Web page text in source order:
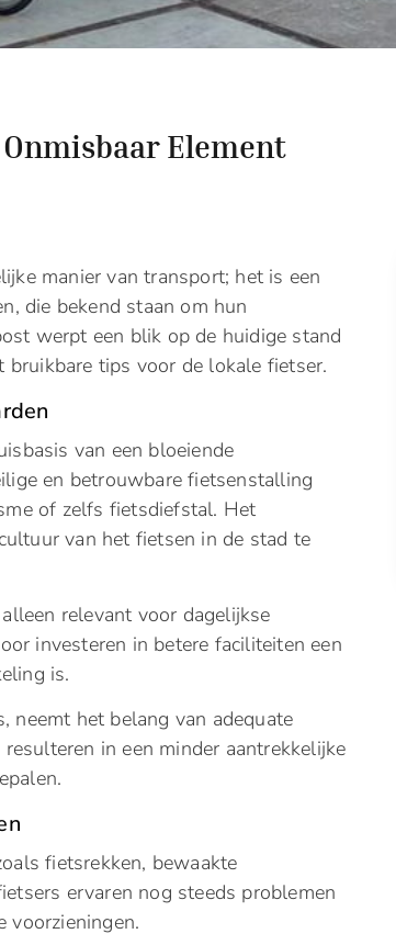
Element
manier van transport; het is een
die bekend staan om hun
werpt een blik op de huidige stand
bruikbare tips voor de lokale fietser.
van een bloeiende
en betrouwbare fietsenstalling
of zelfs fietsdiefstal. Het
van het fietsen in de stad te
relevant voor dagelijkse
investeren in betere faciliteiten een
is.
neemt het belang van adequate
in een minder aantrekkelijke
fietsrekken, bewaakte
ervaren nog steeds problemen
voorzieningen.